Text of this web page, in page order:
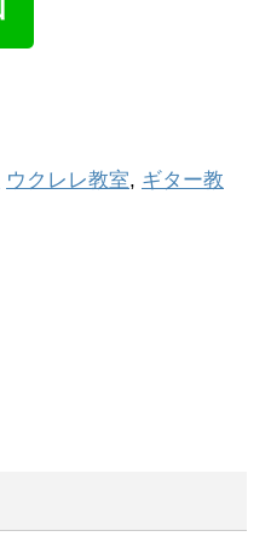
ウクレレ教室, ギター教